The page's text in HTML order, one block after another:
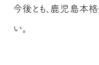
今後とも、鹿児島本
い。